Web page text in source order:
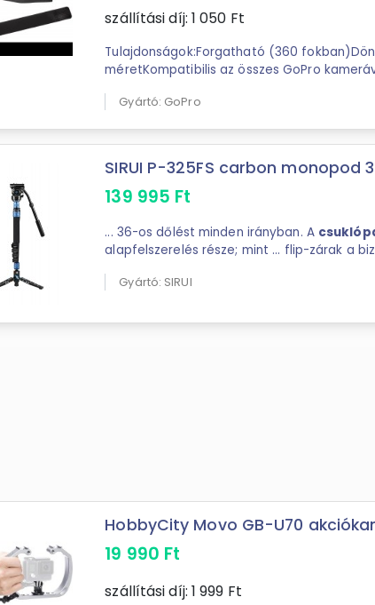
szállítási díj: 1 050 Ft
Tulajdonságok:Forgatható (360
méretKompatibilis az összes GoPro
Gyártó: GoPro
SIRUI P-325FS carbon monopod
139 995 Ft
... 36-os dőlést minden irányban. A
alapfelszerelés része; mint ... flip-zárak a biztos tartásért
Gyártó: SIRUI
HobbyCity Movo GB-U70
19 990 Ft
szállítási díj: 1 999 Ft